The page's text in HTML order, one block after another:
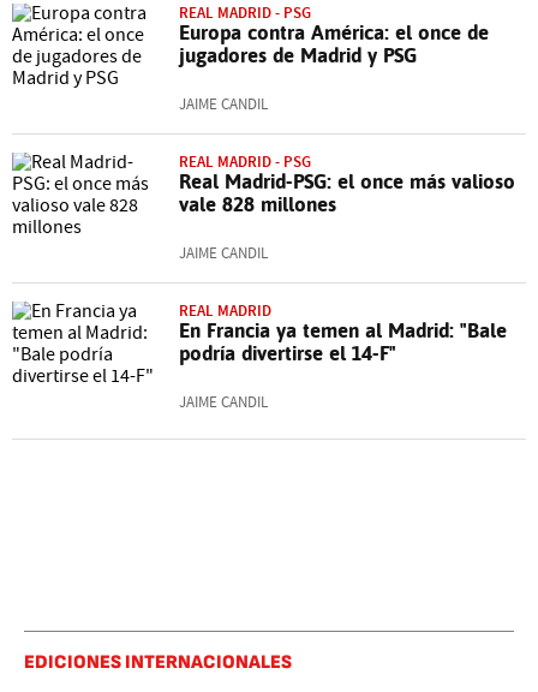
REAL MADRID - PSG
Europa contra América: el once de
jugadores de Madrid y PSG
JAIME CANDIL
REAL MADRID - PSG
Real Madrid-PSG: el once más valioso
vale 828 millones
JAIME CANDIL
REAL MADRID
En Francia ya temen al Madrid: "Bale
podría divertirse el 14-F"
JAIME CANDIL
EDICIONES INTERNACIONALES